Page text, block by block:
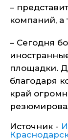
–
компаний, а
– Сегодня
площадки.
благодаря
край
Источник -